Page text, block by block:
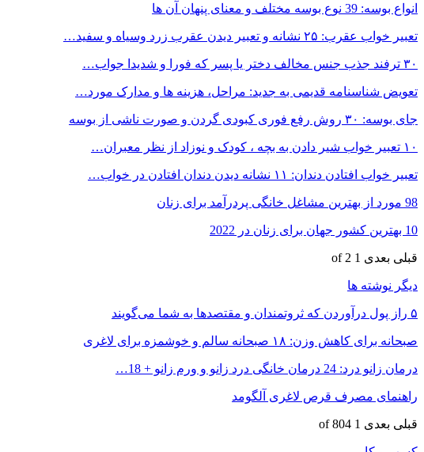
انواع بوسه: 39 نوع بوسه مختلف و معنای پنهان آن ها
تعبیر خواب عقرب: ۲۵ نشانه و تعبیر دیدن عقرب زرد وسیاه و سفید…
۳۰ ترفند جذب جنس مخالف دختر یا پسر که فورا و شدیدا جواب…
تعویض شناسنامه قدیمی به جدید: مراحل، هزینه ها و مدارک مورد…
جای بوسه: ۳۰ روش رفع فوری کبودی گردن و صورت ناشی از بوسه
۱۰ تعبیر خواب شیر دادن به بچه ، کودک و نوزاد از نظر معبران…
تعبیر خواب افتادن دندان: ۱۱ نشانه دیدن دندان افتادن در خواب…
98 مورد از بهترین مشاغل خانگی پردرآمد برای زنان
10 بهترین کشور جهان برای زنان در 2022
قبلی بعدی 1 of 2
دیگر نوشته ها
۵ راز پول درآوردن که ثروتمندان و مقتصدها به‌ شما می‌گویند
صبحانه برای کاهش وزن: ۱۸ صبحانه‌ سالم و خوشمزه برای لاغری
درمان زانو درد: 24 درمان خانگی درد زانو و ورم زانو + 18…
راهنمای مصرف قرص لاغری آلگومد
قبلی بعدی 1 of 804